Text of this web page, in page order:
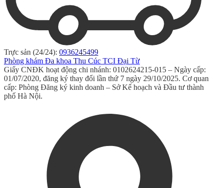
Trực sản (24/24): 0936245499
Phòng khám Đa khoa Thu Cúc TCI Đại Từ
Giấy CNĐK hoạt động chi nhánh: 0102624215-015 – Ngày cấp:
01/07/2020, đăng ký thay đổi lần thứ 7 ngày 29/10/2025. Cơ quan
cấp: Phòng Đăng ký kinh doanh – Sở Kế hoạch và Đầu tư thành
phố Hà Nội.